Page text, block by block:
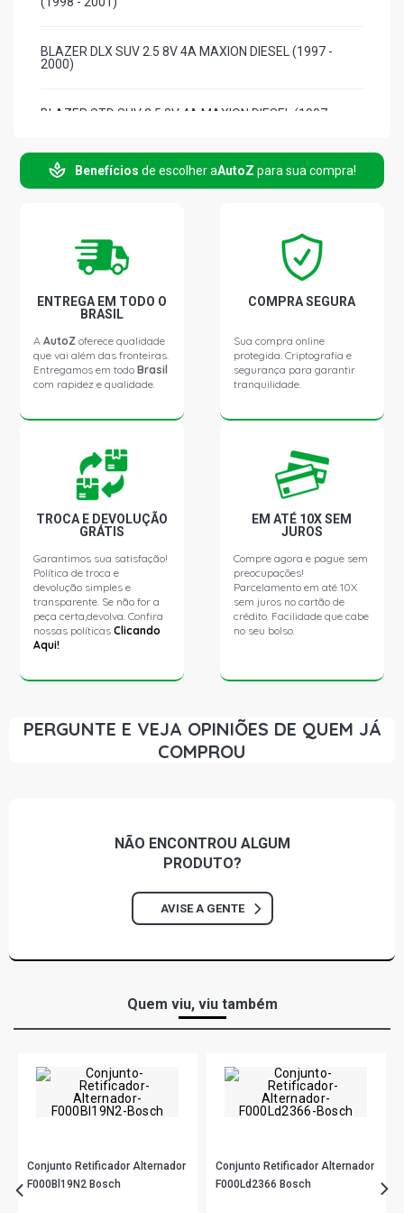
BLAZER DLX SUV 2.5 8V 4A MAXION DIESEL (1997 -
2000)
BLAZER STD SUV 2.5 8V 4A MAXION DIESEL (1997 -
SILVERADO DLX PICKUP 4.0 8V MAXION S4 DIESEL (1997
- 1999)
SILVERADO STD PICKUP 4.0 8V MAXION S4 DIESEL (2000
- 2002)
SILVERADO TROPICAL SL PICKUP 4.1 12V DIESEL (2000 -
SILVERADO CONQUEST PICKUP 4.2 12V DIESEL (2000 -
2000)
SILVERADO CONQUEST HD PICKUP 4.2 12V DIESEL (2000
SILVERADO DLX PICKUP 4.2 12V DIESEL (1997 - 2000)
SILVERADO RODEIO PICKUP 4.2 12V DIESEL (2000 -
SILVERADO STD PICKUP 4.2 12V DIESEL (2000 - 2001)
SILVERADO TROPICAL CD PICKUP 4.2 12V DIESEL (2000 -
2006)
SILVERADO STD VAN 4.1 12V DIESEL (2000 - 2001)
SPRINTER 310 9 LUGARES EXECUTIVA VAN 2.5 8V
SPRINTER 310 9 LUGARES LUXO VAN 2.5 8V OM014A
DIESEL (1997 - 1999)
SPRINTER 310 12/14 LUGARES LUXO VAN 2.5 8V
OM014A DIESEL (1997 - 1999)
Benefícios de escolher aAutoZ para sua compra!
ENTREGA EM TODO O
BRASIL
AAutoZ oferece qualidade
que vai além das fronteiras.
Entregamos em todoBrasil
com rapidez e qualidade.
COMPRA SEGURA
Sua compra online
protegida. Criptografia e
segurança para garantir
tranquilidade.
TROCA E DEVOLUÇÃO
GRÁTIS
Garantimos sua satisfação!
Política de troca e
devolução simples e
transparente. Se não for a
peça certa,devolva. Confira
nossas políticasClicando
Aqui!
EM ATÉ 10X SEM
JUROS
Compre agora e pague sem
preocupações!
Parcelamento em até 10X
sem juros no cartão de
crédito. Facilidade que cabe
no seu bolso.
PERGUNTE E VEJA OPINIÕES DE QUEM JÁ
COMPROU
NÃO ENCONTROU ALGUM
PRODUTO?
AVISE A GENTE
Quem viu, viu também
Conjunto Retificador Alternador
F000Bl19N2 Bosch
Conjunto Retificador Alternador
F000Ld2366 Bosch